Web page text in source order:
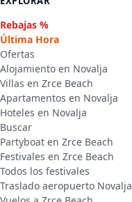
Rebajas %
Última Hora
Ofertas
Alojamiento en Novalja
Villas en Zrce Beach
Apartamentos en Novalja
Hoteles en Novalja
Buscar
Partyboat en Zrce Beach
Festivales en Zrce Beach
Todos los festivales
Traslado aeropuerto Novalja